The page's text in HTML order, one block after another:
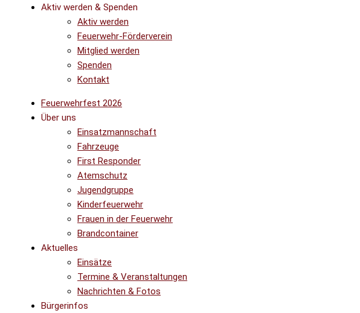
Aktiv werden & Spenden
Aktiv werden
Feuerwehr-Förderverein
Mitglied werden
Spenden
Kontakt
Feuerwehrfest 2026
Über uns
Einsatzmannschaft
Fahrzeuge
First Responder
Atemschutz
Jugendgruppe
Kinderfeuerwehr
Frauen in der Feuerwehr
Brandcontainer
Aktuelles
Einsätze
Termine & Veranstaltungen
Nachrichten & Fotos
Bürgerinfos